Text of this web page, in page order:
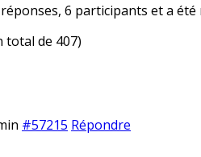
6 participants et a
total de 407)
#57215 Répondre